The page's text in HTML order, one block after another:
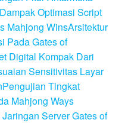
Dampak Optimasi Script
Mahjong WinsArsitektur
Pada Gates of
Digital Kompak Dari
Sensitivitas Layar
Pengujian Tingkat
Mahjong Ways
Server Gates of